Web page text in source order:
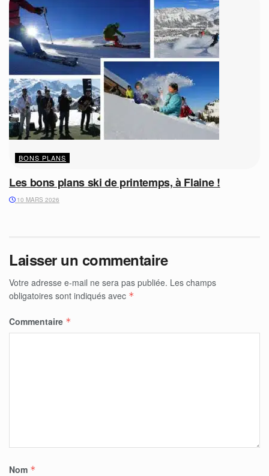
BONS PLANS
Les bons plans ski de printemps, à Flaine !
10 MARS 2026
Laisser un commentaire
Votre adresse e-mail ne sera pas publiée. Les champs
obligatoires sont indiqués avec *
Commentaire *
Nom *